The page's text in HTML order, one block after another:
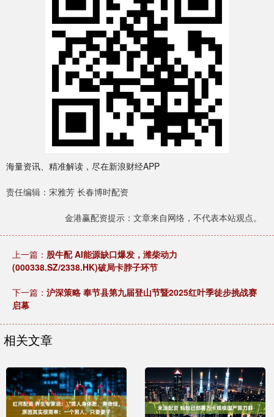
海量资讯、精准解读，尽在新浪财经APP
责任编辑：宋雅芳 长春博时配资
金港赢配资提示：文章来自网络，不代表本站观点。
上一篇： 股牛配 AI能源缺口爆发，潍柴动力
(000338.SZ/2338.HK)破局卡脖子环节
下一篇： 沪深策略 奉节县第九届登山节暨2025红叶季徒步挑战赛
启幕
相关文章